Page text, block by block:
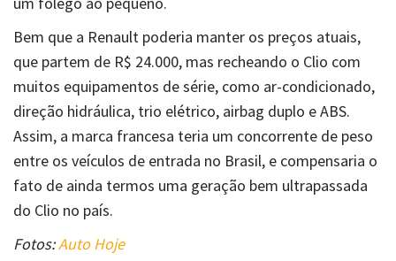
Bem que a Renault poderia manter os preços atuais,
que partem de R$ 24.000, mas recheando o Clio com
muitos equipamentos de série, como ar-condicionado,
direção hidráulica, trio elétrico, airbag duplo e ABS.
Assim, a marca francesa teria um concorrente de peso
entre os veículos de entrada no Brasil, e compensaria o
fato de ainda termos uma geração bem ultrapassada
do Clio no país.
Fotos:Auto Hoje